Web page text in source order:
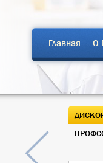
Главная О